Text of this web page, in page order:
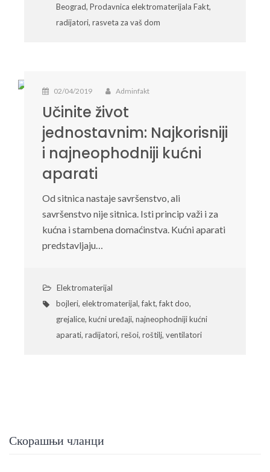
Beograd, Prodavnica elektromaterijala Fakt,
radijatori, rasveta za vaš dom
02/04/2019 Adminfakt
Učinite život
jednostavnim: Najkorisniji
i najneophodniji kućni
aparati
Od sitnica nastaje savršenstvo, ali
savršenstvo nije sitnica. Isti princip važi i za
kućna i stambena domaćinstva. Kućni aparati
predstavljaju…
Elektromaterijal
bojleri, elektromaterijal,fakt,fakt doo,
grejalice, kućni uređaji, najneophodniji kućni
aparati, radijatori, rešoi, roštilj, ventilatori
Скорашњи чланци